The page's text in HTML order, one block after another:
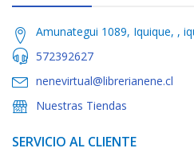
Amunategui 1089, Iquique, ,
572392627
nenevirtual@librerianene.cl
Nuestras Tiendas
SERVICIO AL CLIENTE